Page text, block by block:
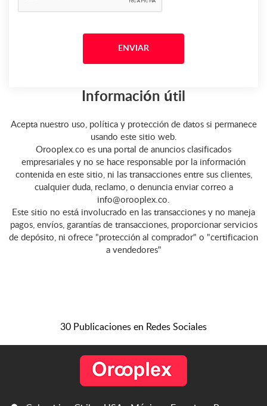
Información útil
Acepta nuestro uso, política y protección de datos si permanece
usando este sitio web.
Orooplex.co es una portal de anuncios clasificados
empresariales y no se hace responsable por la información
contenida en este sitio, ni las transacciones entre sus clientes,
cualquier duda, reclamo, o denuncia enviar correo a
info@orooplex.co.
Este sitio no está involucrado en las transacciones y no maneja
pagos, envíos, garantías de transacciones, proporcionar servicios
de depósito, ni ofrece "protección al comprador" o "certificacion
a vendedores"
30 Publicaciones en Redes Sociales